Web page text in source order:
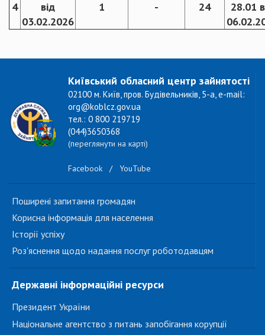
4
від
03.02.2026
1 - 24
28.01
Київський обласний центр зайнятості
02100 м. Київ, пров. Будівельників, 5-а, e-mail:
org@koblcz.gov.ua
тел.: 0 800 219719
(044)3650368
(переглянути на карті)
Facebook / YouTube
Поширені запитання громадян
Корисна інформація для населення
Історії успіху
Роз'яснення щодо надання послуг роботодавцям
Державні інформаційні ресурси
Президент України
Національне агентство з питань запобігання корупції